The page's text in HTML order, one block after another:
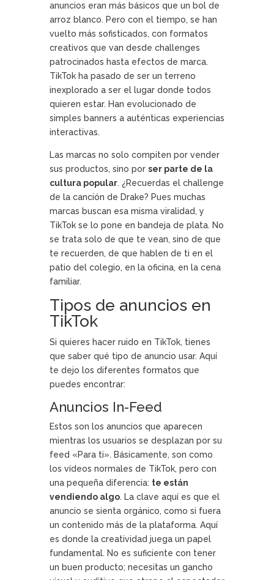
anuncios eran más básicos que un bol de
arroz blanco. Pero con el tiempo, se han
vuelto más sofisticados, con formatos
creativos que van desde challenges
patrocinados hasta efectos de marca.
TikTok ha pasado de ser un terreno
inexplorado a ser el lugar donde todos
quieren estar. Han evolucionado de
simples banners a auténticas experiencias
interactivas.
Las marcas no solo compiten por vender
sus productos, sino por ser parte de la
cultura popular. ¿Recuerdas el challenge
de la canción de Drake? Pues muchas
marcas buscan esa misma viralidad, y
TikTok se lo pone en bandeja de plata. No
se trata solo de que te vean, sino de que
te recuerden, de que hablen de ti en el
patio del colegio, en la oficina, en la cena
familiar.
Tipos de anuncios en
TikTok
Si quieres hacer ruido en TikTok, tienes
que saber qué tipo de anuncio usar. Aquí
te dejo los diferentes formatos que
puedes encontrar:
Anuncios In-Feed
Estos son los anuncios que aparecen
mientras los usuarios se desplazan por su
feed «Para ti». Básicamente, son como
los vídeos normales de TikTok, pero con
una pequeña diferencia: te están
vendiendo algo. La clave aquí es que el
anuncio se sienta orgánico, como si fuera
un contenido más de la plataforma. Aquí
es donde la creatividad juega un papel
fundamental. No es suficiente con tener
un buen producto; necesitas un gancho